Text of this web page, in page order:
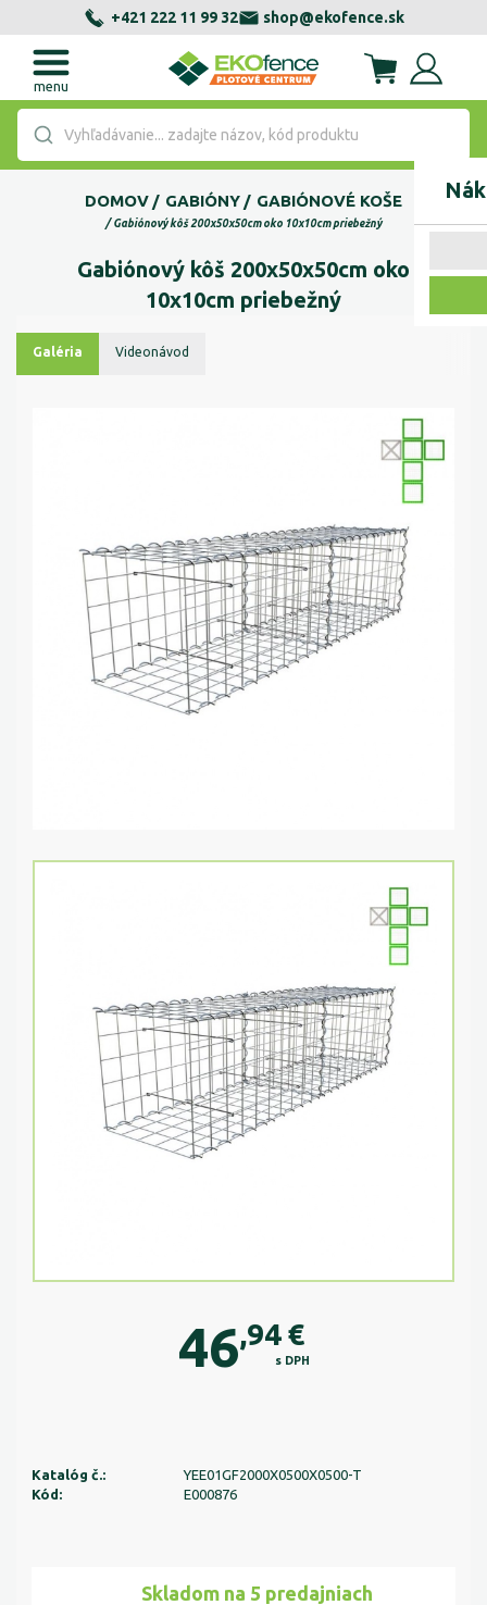
+421 222 11 99 32 shop@ekofence.sk
menu
Vyhľadávanie... zadajte názov, kód produktu
DOMOV GABIÓNY GABIÓNOVÉ KOŠE
Gabiónový kôš 200x50x50cm oko 10x10cm priebežný
Gabiónový kôš 200x50x50cm oko
10x10cm priebežný
Galéria Videonávod
46,94 €
s DPH
Katalóg č.:
YEE01GF2000X0500X0500-T
Kód:
E000876
Skladom na 5 predajniach